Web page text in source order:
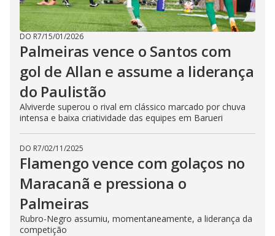
DO R7/15/01/2026
Palmeiras vence o Santos com
gol de Allan e assume a liderança
do Paulistão
Alviverde superou o rival em clássico marcado por chuva
intensa e baixa criatividade das equipes em Barueri
DO R7/02/11/2025
Flamengo vence com golaços no
Maracanã e pressiona o
Palmeiras
Rubro-Negro assumiu, momentaneamente, a liderança da
competição